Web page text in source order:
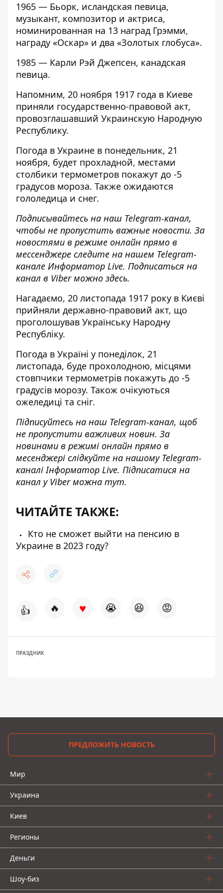
1965 — Бьорк, исландская певица,
музыкант, композитор и актриса,
номинированная на 13 наград Грэмми,
награду «Оскар» и два «Золотых глобуса».
1985 — Карли Рэй Джепсен, канадская
певица.
Напомним, 20 ноября 1917 года в Киеве
приняли государственно-правовой акт,
провозглашавший Украинскую Народную
Республику.
Погода в Украине в понедельник, 21
ноября, будет прохладной, местами
столбики термометров покажут до -5
градусов мороза. Также ожидаются
гололедица и снег.
Подписывайтесь на наш Telegram-канал,
чтобы не пропустить важные новости. За
новостями в режиме онлайн прямо в
мессенджере следите на нашем Telegram-
канале Информатор Live. Подписаться на
канал в Viber можно здесь.
Нагадаємо, 20 листопада 1917 року в Києві
прийняли державно-правовий акт, що
проголошував Українську Народну
Республіку.
Погода в Україні у понеділок, 21
листопада, буде прохолодною, місцями
стовпчики термометрів покажуть до -5
градусів морозу. Також очікуються
ожеледиці та сніг.
Підписуйтесь на наш Telegram-канал, щоб
не пропустити важливих новин. За
новинами в режимі онлайн прямо в
месенджері слідкуйте на нашому Telegram-
каналіІнформатор Live. Підписатися на
канал у Viber можна тут.
ЧИТАЙТЕ ТАКЖЕ:
Кто не сможет выйти на пенсию в
Украине в 2023 году?
👍 🔥 ♥ 😭 😆 😡
ПРАЗДНИК
ПРЕДЛОЖИТЬ НОВОСТЬ
Мир
Украина
Киев
Регионы
Деньги
Шоу-биз